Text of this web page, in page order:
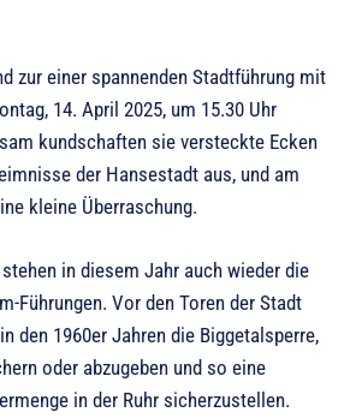
zur einer spannenden Stadtführung mit
14. April 2025, um 15.30 Uhr
kundschaften sie versteckte Ecken
der Hansestadt aus, und am
kleine Überraschung.
in diesem Jahr auch wieder die
Führungen. Vor den Toren der Stadt
den 1960er Jahren die Biggetalsperre,
oder abzugeben und so eine
in der Ruhr sicherzustellen.